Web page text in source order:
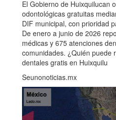
El Gobierno de Huixquilucan
odontológicas gratuitas
DIF municipal, con prioridad
De enero a junio de 2026
médicas y 675 atenciones
comunidades. ¿Quién puede
dentales gratis en Huixquilu
Seunonoticias.mx